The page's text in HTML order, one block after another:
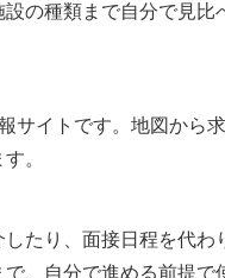
の種類まで自分で見比
サイトです。地図から
。
たり、面接日程を代わ
、自分で進める前提で